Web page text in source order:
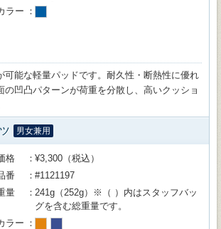
ラー
可能な軽量パッドです。耐久性・断熱性に優れ
の凹凸パターンが荷重を分散し、高いクッショ
男女兼用
格
¥3,300（税込）
番
#1121197
量
241g（252g）※（ ）内はスタッフバッ
グを含む総重量です。
ラー